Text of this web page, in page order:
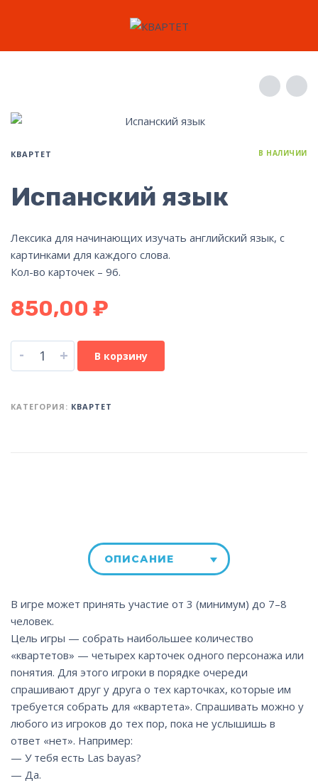
КВАРТЕТ В НАЛИЧИИ
Испанский язык
Лексика для начинающих изучать английский язык, с
картинками для каждого слова.
Кол-во карточек – 96.
850,00 ₽
- + В корзину
КАТЕГОРИЯ: КВАРТЕТ
ОПИСАНИЕ
В игре может принять участие от 3 (минимум) до 7–8
человек.
Цель игры — собрать наибольшее количество
«квартетов» — четырех карточек одного персонажа или
понятия. Для этого игроки в порядке очереди
спрашивают друг у друга о тех карточках, которые им
требуется собрать для «квартета». Спрашивать можно у
любого из игроков до тех пор, пока не услышишь в
ответ «нет». Например:
— У тебя есть Las bayas?
— Да.